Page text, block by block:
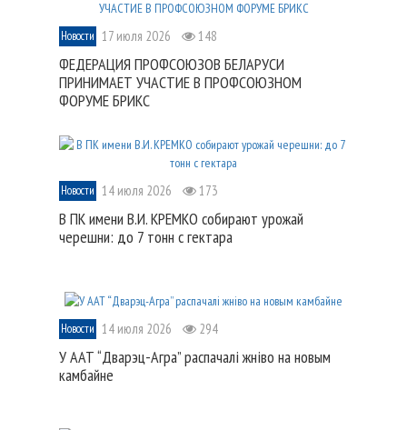
Новости 17 июля 2026 148
ФЕДЕРАЦИЯ ПРОФСОЮЗОВ БЕЛАРУСИ
ПРИНИМАЕТ УЧАСТИЕ В ПРОФСОЮЗНОМ
ФОРУМЕ БРИКС
Новости 14 июля 2026 173
В ПК имени В.И. КРЕМКО собирают урожай
черешни: до 7 тонн с гектара
Новости 14 июля 2026 294
У ААТ “Дварэц-Агра” распачалі жніво на новым
камбайне